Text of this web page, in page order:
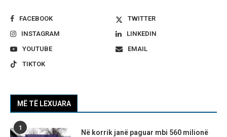
FACEBOOK
TWITTER
INSTAGRAM
LINKEDIN
YOUTUBE
EMAIL
TIKTOK
MË TË LEXUARA
1
Në korrik janë paguar mbi 560 milionë